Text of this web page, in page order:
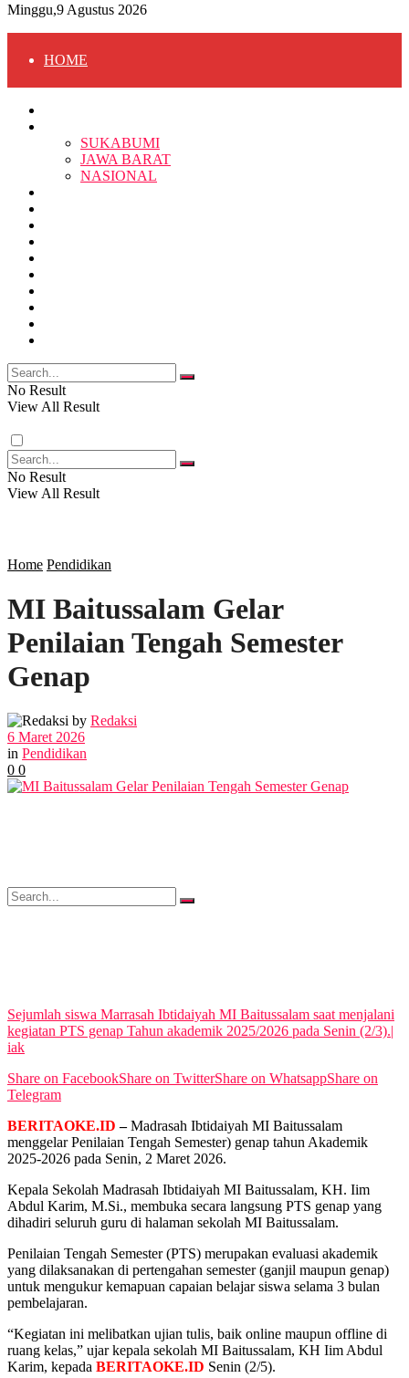
Minggu,9 Agustus 2026
HOME
SUKABUMI
PENDIDIKAN
SOSOK
POLITIK
OPINI
SUKABUMI
JAWA BARAT
NASIONAL
No Result
View All Result
No Result
View All Result
Home Pendidikan
MI Baitussalam Gelar
Penilaian Tengah Semester
Genap
by Redaksi
6 Maret 2026
in Pendidikan
0 0
Sejumlah siswa Marrasah Ibtidaiyah MI Baitussalam saat menjalani
kegiatan PTS genap Tahun akademik 2025/2026 pada Senin (2/3).|
iak
Share on FacebookShare on TwitterShare on WhatsappShare on
Telegram
BERITAOKE.ID –Madrasah Ibtidaiyah MI Baitussalam
menggelar Penilaian Tengah Semester) genap tahun Akademik
2025-2026 pada Senin, 2 Maret 2026.
Kepala Sekolah Madrasah Ibtidaiyah MI Baitussalam, KH. Iim
Abdul Karim, M.Si., membuka secara langsung PTS genap yang
dihadiri seluruh guru di halaman sekolah MI Baitussalam.
Penilaian Tengah Semester (PTS) merupakan evaluasi akademik
yang dilaksanakan di pertengahan semester (ganjil maupun genap)
untuk mengukur kemapuan capaian belajar siswa selama 3 bulan
pembelajaran.
“Kegiatan ini melibatkan ujian tulis, baik online maupun offline di
ruang kelas,” ujar kepala sekolah MI Baitussalam, KH Iim Abdul
Karim, kepada BERITAOKE.ID Senin (2/5).